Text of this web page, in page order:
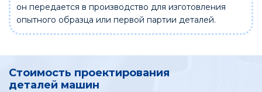
он передается в производство для изготовления
опытного образца или первой партии деталей.
Стоимость проектирования
деталей машин